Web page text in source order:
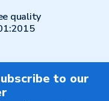
quality
to our